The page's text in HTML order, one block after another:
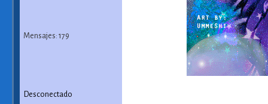
Mensajes: 179
Desconectado